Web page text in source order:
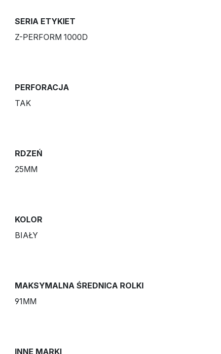
SERIA ETYKIET
Z-PERFORM 1000D
PERFORACJA
TAK
RDZEŃ
25MM
KOLOR
BIAŁY
MAKSYMALNA ŚREDNICA ROLKI
91MM
INNE MARKI